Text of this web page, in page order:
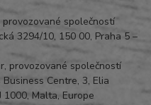
společností
3294/10, 150 00, Praha 5 –
provozované společností
Centre, 3, Elia
1000, Malta, Europe